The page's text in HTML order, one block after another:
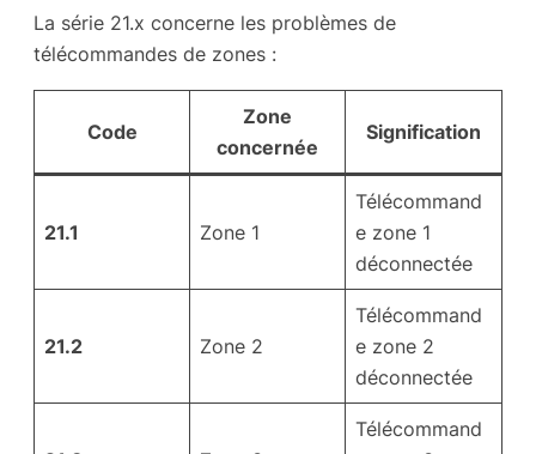
La série 21.x concerne les problèmes de
télécommandes de zones :
Code
Zone
concernée
Signification
21.1 Zone 1
Télécommand
e zone 1
déconnectée
21.2 Zone 2
Télécommand
e zone 2
déconnectée
Télécommand